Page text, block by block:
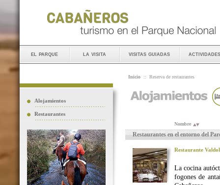
el parque la visita visitas guiadas actividades
Alojamientos
Restaurantes
Inicio :: Reserva de restaurantes
Nombre
Restaurantes en el entorno del
Restaurante
La cocina
fogones de